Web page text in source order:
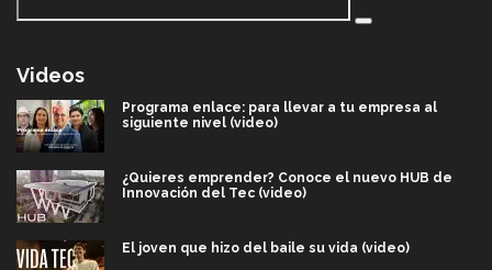
Videos
Programa enlace: para llevar a tu empresa al
siguiente nivel (video)
¿Quieres emprender? Conoce el nuevo HUB de
Innovación del Tec (video)
El joven que hizo del baile su vida (video)